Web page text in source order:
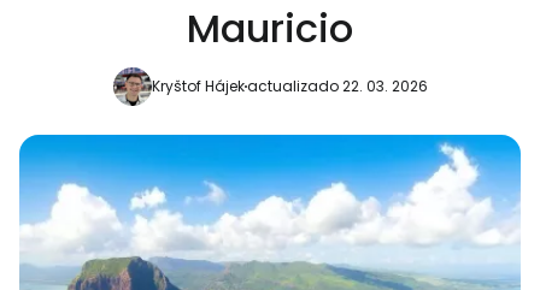
Mauricio
Kryštof Hájekactualizado 22. 03. 2026
Continuar con Facebook
Continuar con Email